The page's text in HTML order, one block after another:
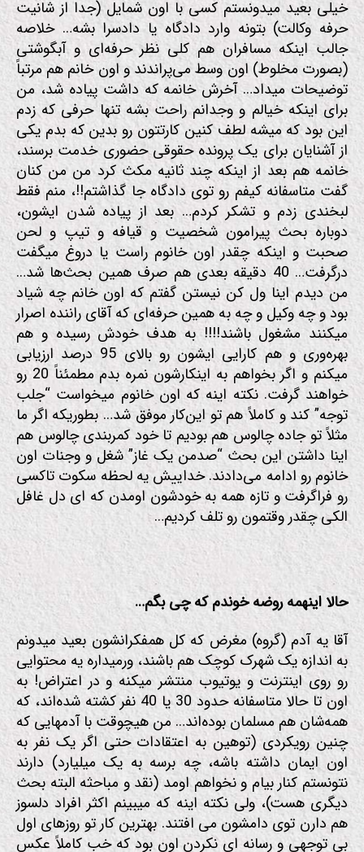
خیلی بعید میدونستم کسی با اون شمایل (جدا از شانیت
حرفه وکالت) بتونه وارد دادگاه یا دادسرا بشه… خلاصه
جالب اینکه مسافران هم کلی نظر حرفه‌ای و آبگوشتی
(بصورت مخلوط) اون وسط می‌پراندند و اون خانم هم مرتباً
توضیحات میداد… آخرش خانمه که داشت پیاده شد، من
برای اینکه خیالم و وجدانم راحت بشه تنها حرفی که زدم
این بود که میشه لطف کنین کارتتون رو بدین که بدم یکی
از آشنایان برای یک پرونده حقوقی حضوری خدمت برسند،
خانمه هم بعد از اینکه چند ثانیه مکث کرد من من کنان
گفت متاسفانه کیفم رو توی دادگاه جا گذاشتم!!، منم فقط
لبخندی زدم و تشکر کردم… بعد از پیاده شدن ایشون،
دوباره بحث پیرامون شخصیت و قیافه و تیپ و لحن
صحبت و اینکه چقدر اون خانوم راست یا دروغ میگفت
درگرفت… 40 دقیقه بعدی هم صرف همین بحث‌ها شد…
من دیدم اینا ول کن نیستن گفتم که اون خانم چه شیاد
بود و چه وکیل و چه به همین حرفه‌ای که آقای راننده اصرار
میکنند مشغول باشند!!!! به هدف خودش رسیده و هم
بهره‌وری و هم کارایی ایشون رو بالای 95 درصد ارزیابی
میکنم و اگر بخواهم به اینکارشون نمره بدم مطمئناً 20 رو
خواهند گرفت. نکته اینه که اون خانوم میخواست “جلب
توجه” کند و کاملاً هم تو این‌کار موفق شد… بطوریکه اگر ما
مثلاً تو جاده چالوس هم بودیم تا خود کمربندی چالوس هم
اینا داشتن این بحث “صدمن یک غاز” شغل و وجنات اون
خانوم رو ادامه می‌دادند. خداییش یه لحظه سکوت تاکسی
رو فراگرفت و تازه همه به خودشون اومدن که ای دل غافل
الکی چقدر وقتمون رو تلف کردیم…
حالا اینهمه روضه خوندم که چی بگم…
آقا یه آدم (گروه) مغرض که کل همفکرانشون بعید میدونم
به اندازه یک شهرک کوچک هم باشند، ورمیداره یه محتوایی
رو روی اینترنت و یوتیوب منتشر میکنه و در اعتراض! به
اون تا حالا متاسفانه حدود 30 یا 40 نفر کشته شده‌اند، که
همه‌شان هم مسلمان بوده‌اند… من هیچوقت با آدمهایی که
چنین رویکردی (توهین به اعتقادات حتی اگر یک نفر به
اون ایمان داشته باشه، چه برسه به یک میلیارد) دارند
نتونستم کنار بیام و نخواهم اومد (نقد و مباحثه البته بحث
دیگری هست)، ولی نکته اینه که میبینم اکثر افراد دلسوز
هم دارن توی دامشون می افتند. بهترین کار تو روزهای اول
بی توجهی و رسانه ای نکردن اون بود که خب کاملاً عکس